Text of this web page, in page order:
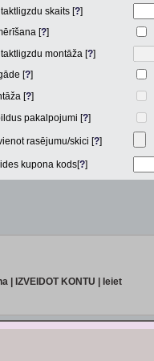
skaits [?]
[?]
montāža [?]
[?]
[?]
pakalpojumi [?]
rasējumu/skici [?]
kupona kods[?]
| IZVEIDOT KONTU Ieiet